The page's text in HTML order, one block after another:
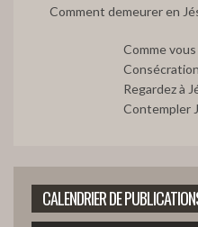
3. DIEU
49:20
2. DES
PROJET DE
50:48
Comment demeurer en
Comme vous
Regardez à
Contempler
CALENDRIER DE